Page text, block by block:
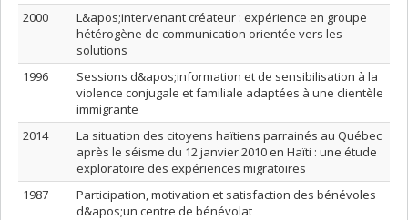
2000
L&apos;intervenant créateur : expérience en groupe
hétérogène de communication orientée vers les
solutions
1996
Sessions d&apos;information et de sensibilisation à la
violence conjugale et familiale adaptées à une clientèle
immigrante
2014
La situation des citoyens haïtiens parrainés au Québec
après le séisme du 12 janvier 2010 en Haïti : une étude
exploratoire des expériences migratoires
1987
Participation, motivation et satisfaction des bénévoles
d&apos;un centre de bénévolat